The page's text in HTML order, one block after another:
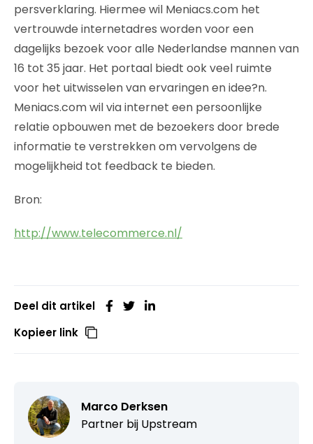
persverklaring. Hiermee wil Meniacs.com het
vertrouwde internetadres worden voor een
dagelijks bezoek voor alle Nederlandse mannen van
16 tot 35 jaar. Het portaal biedt ook veel ruimte
voor het uitwisselen van ervaringen en idee?n.
Meniacs.com wil via internet een persoonlijke
relatie opbouwen met de bezoekers door brede
informatie te verstrekken om vervolgens de
mogelijkheid tot feedback te bieden.
Bron:
http://www.telecommerce.nl/
Deel dit artikel
Kopieer link
Marco Derksen
Partner bij Upstream